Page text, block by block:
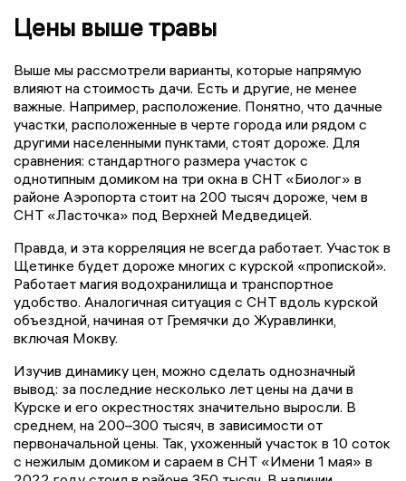
Цены выше травы
Выше мы рассмотрели варианты, которые напрямую
влияют на стоимость дачи. Есть и другие, не менее
важные. Например, расположение. Понятно, что дачные
участки, расположенные в черте города или рядом с
другими населенными пунктами, стоят дороже. Для
сравнения: стандартного размера участок с
однотипным домиком на три окна в СНТ «Биолог» в
районе Аэропорта стоит на 200 тысяч дороже, чем в
СНТ «Ласточка» под Верхней Медведицей.
Правда, и эта корреляция не всегда работает. Участок в
Щетинке будет дороже многих с курской «пропиской».
Работает магия водохранилища и транспортное
удобство. Аналогичная ситуация с СНТ вдоль курской
объездной, начиная от Гремячки до Журавлинки,
включая Мокву.
Изучив динамику цен, можно сделать однозначный
вывод: за последние несколько лет цены на дачи в
Курске и его окрестностях значительно выросли. В
среднем, на 200–300 тысяч, в зависимости от
первоначальной цены. Так, ухоженный участок в 10 соток
с нежилым домиком и сараем в СНТ «Имени 1 мая» в